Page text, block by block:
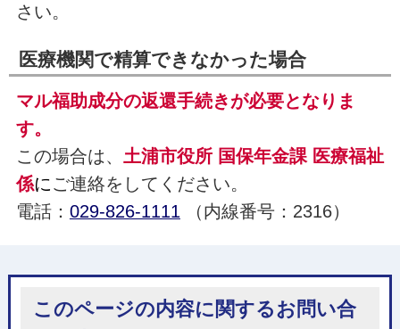
さい。
医療機関で精算できなかった場合
マル福助成分の返還手続きが必要となりま
す。
この場合は、 土浦市役所 国保年金課 医療福祉
係にご連絡をしてください。
電話： 029-826-1111 （内線番号：2316）
このページの内容に関するお問い合